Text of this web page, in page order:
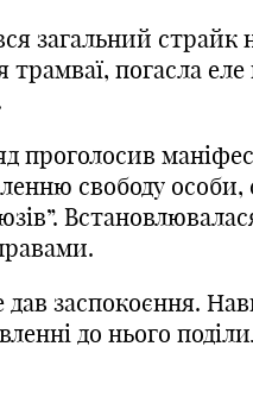
загальний страйк
трамваї, погасла еле
проголосив
свободу особи,
заспокоєння.
до нього